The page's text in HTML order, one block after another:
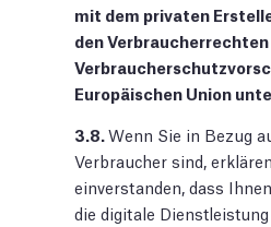
mit dem privaten
den
Europäischen Union
3.8.Wenn Sie in Bezug
Verbraucher sind,
einverstanden, dass
die digitale